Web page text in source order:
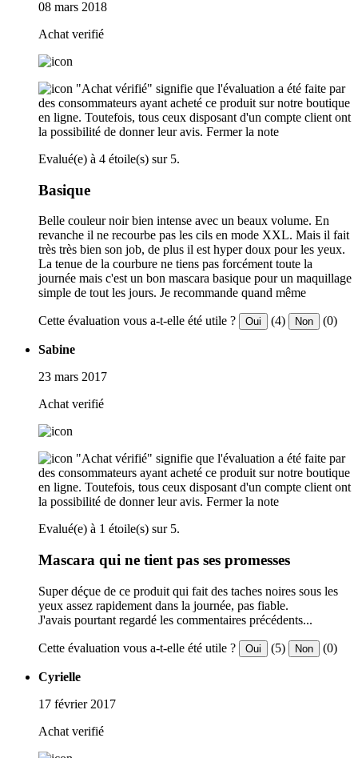
08 mars 2018
Achat verifié
"Achat vérifié" signifie que l'évaluation a été faite par
des consommateurs ayant acheté ce produit sur notre boutique
en ligne. Toutefois, tous ceux disposant d'un compte client ont
la possibilité de donner leur avis. Fermer la note
Evalué(e) à 4 étoile(s) sur 5.
Basique
Belle couleur noir bien intense avec un beaux volume. En
revanche il ne recourbe pas les cils en mode XXL. Mais il fait
très très bien son job, de plus il est hyper doux pour les yeux.
La tenue de la courbure ne tiens pas forcément toute la
journée mais c'est un bon mascara basique pour un maquillage
simple de tout les jours. Je recommande quand même
Cette évaluation vous a-t-elle été utile ? Oui (4) Non (0)
Sabine
23 mars 2017
Achat verifié
"Achat vérifié" signifie que l'évaluation a été faite par
des consommateurs ayant acheté ce produit sur notre boutique
en ligne. Toutefois, tous ceux disposant d'un compte client ont
la possibilité de donner leur avis. Fermer la note
Evalué(e) à 1 étoile(s) sur 5.
Mascara qui ne tient pas ses promesses
Super déçue de ce produit qui fait des taches noires sous les
yeux assez rapidement dans la journée, pas fiable.
J'avais pourtant regardé les commentaires précédents...
Cette évaluation vous a-t-elle été utile ? Oui (5) Non (0)
Cyrielle
17 février 2017
Achat verifié